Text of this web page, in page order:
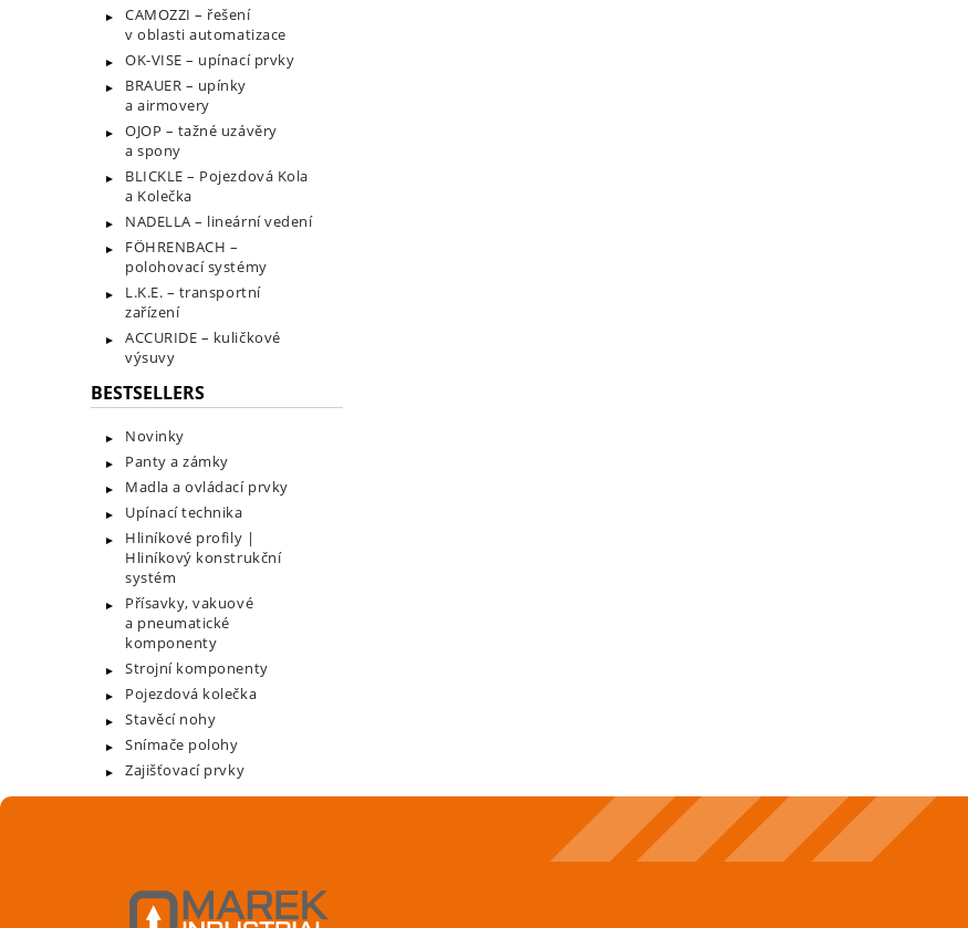
CAMOZZI – řešení
v oblasti automatizace
OK-VISE – upínací prvky
BRAUER – upínky
a airmovery
OJOP – tažné uzávěry
a spony
BLICKLE – Pojezdová Kola
a Kolečka
NADELLA – lineární vedení
FÖHRENBACH –
polohovací systémy
L.K.E. – transportní
zařízení
ACCURIDE – kuličkové
výsuvy
BESTSELLERS
Novinky
Panty a zámky
Madla a ovládací prvky
Upínací technika
Hliníkové profily |
Hliníkový konstrukční
systém
Přísavky, vakuové
a pneumatické
komponenty
Strojní komponenty
Pojezdová kolečka
Stavěcí nohy
Snímače polohy
Zajišťovací prvky